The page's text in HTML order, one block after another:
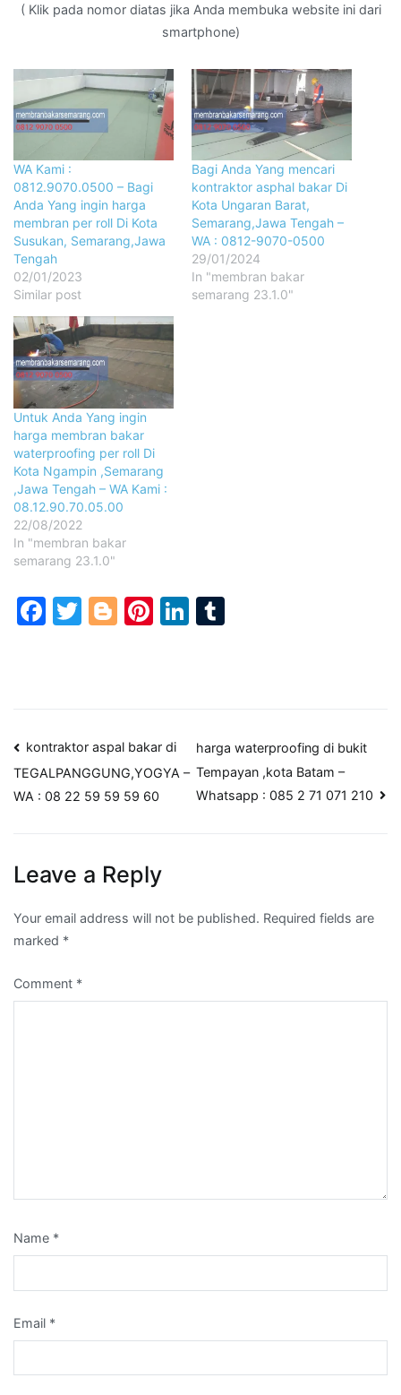
( Klik pada nomor diatas jika Anda membuka website ini dari
smartphone)
WA Kami :
0812.9070.0500 – Bagi
Anda Yang ingin harga
membran per roll Di Kota
Susukan, Semarang,Jawa
Tengah
02/01/2023
Similar post
Bagi Anda Yang mencari
kontraktor asphal bakar Di
Kota Ungaran Barat,
Semarang,Jawa Tengah –
WA : 0812-9070-0500
29/01/2024
In "membran bakar
semarang 23.1.0"
Untuk Anda Yang ingin
harga membran bakar
waterproofing per roll Di
Kota Ngampin ,Semarang
,Jawa Tengah – WA Kami :
08.12.90.70.05.00
22/08/2022
In "membran bakar
semarang 23.1.0"
Facebook
Twitter
Blogger
Pinterest
LinkedIn
Post
navigation
kontraktor aspal bakar di
TEGALPANGGUNG,YOGYA –
WA : 08 22 59 59 59 60
harga waterproofing di bukit
Tempayan ,kota Batam –
Whatsapp : 085 2 71 071 210
Leave a Reply
Your email address will not be published. Required fields are
marked *
Comment *
Name *
Email *